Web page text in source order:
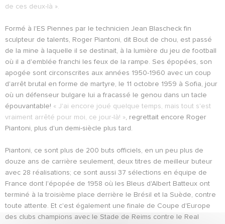
de ces deux-là ».
Formé à l'ES Piennes par le technicien Jean Blascheck fin
sculpteur de talents, Roger Piantoni, dit Bout de chou, est passé
de la mine à laquelle il se destinait, à la lumière du jeu de football
où il a d'emblée franchi les feux de la rampe. Ses épopées, son
apogée sont circonscrites aux années 1950-1960 avec un coup
d'arrêt brutal en forme de martyre, le 11 octobre 1959 à Sofia, jour
où un défenseur bulgare lui a fracassé le genou dans un tacle
épouvantable! « J'ai encore joué quelque temps, mais tout s'est
vraiment arrêté pour moi, ce jour-là! », regrettait encore Roger
Piantoni, plus d'un demi-siècle plus tard.
Piantoni, ce sont plus de 200 buts officiels, en un peu plus de
douze ans de carrière seulement, deux titres de meilleur buteur
avec 28 réalisations; ce sont aussi 37 sélections en équipe de
France dont l'épopée de 1958 où les Bleus d'Albert Batteux ont
terminé à la troisième place derrière le Brésil et la Suède, contre
toute attente. Et c'est également une finale de Coupe d'Europe
des clubs champions avec le Stade de Reims contre le Real